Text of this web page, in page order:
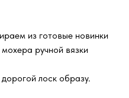
из готовые новинки
ручной вязки
лоск образу.